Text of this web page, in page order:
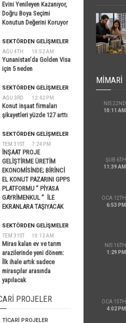
Evini Yenileyen Kazanıyor,
Doğru Boya Seçimi
Konutun Değerini Koruyor
AĞU 4TH 10:52 AM
SEKTÖRDEN GELIŞMELER
Yunanistan’da Golden Visa
için 5 neden
AĞU 3RD 12:42 PM
SEKTÖRDEN GELIŞMELER
Konut inşaat firmaları
şikayetleri yüzde 127 arttı
TEM 31ST 7:24 PM
SEKTÖRDEN GELIŞMELER
İNŞAAT PROJE
GELİŞTİRME ÜRETİM
EKONOMİSİNDE; BİRİNCİ
EL KONUT PAZARINI GPPS
PLATFORMU ” PİYASA
GAYRİMENKUL ” İLE
EKRANLARA TAŞIYACAK
TEM 31ST 10:12 AM
SEKTÖRDEN GELIŞMELER
Miras kalan ev ve tarım
arazilerinde yeni dönem:
İlk ihale artık sadece
mirasçılar arasında
yapılacak
PROJELER
TİCARİ PROJELER
MIMARI
NIS 22ND
10:11 AM
ŞUB 6TH
11:39 AM
OCA 12TH
6:53 PM
NIS 16TH
1:29 PM
OCA 15TH
4:02 PM